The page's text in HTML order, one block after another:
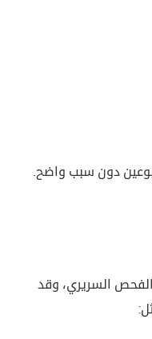
دون سبب واضح.
السريري، وقد